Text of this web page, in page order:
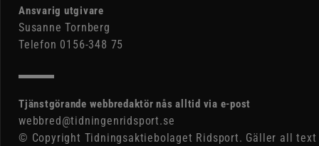
Ansvarig utgivare
Susanne Tornberg
Telefon 0156-348 75
Tjänstgörande webbredaktör nås alltid via e-post
webbred@tidningenridsport.se
© Copyright Tidningsaktiebolaget Ridsport. Gäller all text